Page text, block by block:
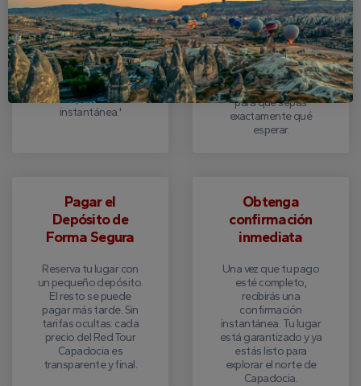
del Tour Todo Rojo en
Capadocia están
disponibles en fechas
fijas. Selecciona tu día
preferido del
calendario
actualizado y consulta
la disponibilidad
instantánea.'
Complete el formulario
en línea con tus datos.
Cada itinerario del
Cappadocia Red Tour
está claramente
explicado en la
descripción del tour,
para que sepas
exactamente qué
esperar.
Pagar el
Depósito de
Forma Segura
Reserva tu lugar con
un pequeño depósito.
El resto se puede
pagar más tarde. Sin
tarifas ocultas: cada
precio del Red Tour
Capadocia es
transparente y final.
Obtenga
confirmación
inmediata
Una vez que tu pago
esté completo,
recibirás una
confirmación
instantánea. Tu lugar
está garantizado y ya
estás listo para
explorar el norte de
Capadocia.